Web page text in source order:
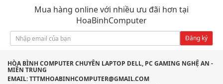
Mua hàng online với nhiều ưu đãi hơn tại
HoaBinhComputer
Đăng ký
HÒA BÌNH COMPUTER CHUYÊN LAPTOP DELL, PC GAMING NGHỆ AN -
MIỀN TRUNG
EMAIL: TTTMHOABINHCOMPUTER@GMAIL.COM